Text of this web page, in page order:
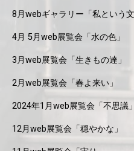
8月webギャラリー「私という文
4月 5月web展覧会「水の色」
3月web展覧会「生きもの達」
2月web展覧会「春よ来い」
2024年1月web展覧会「不思議」
12月web展覧会「穏やかな」